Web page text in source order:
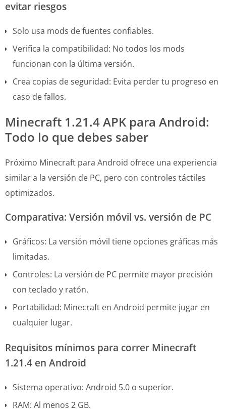
evitar riesgos
Solo usa mods de fuentes confiables.
Verifica la compatibilidad: No todos los mods
funcionan con la última versión.
Crea copias de seguridad: Evita perder tu progreso en
caso de fallos.
Minecraft 1.21.4 APK para Android:
Todo lo que debes saber
Próximo Minecraft para Android ofrece una experiencia
similar a la versión de PC, pero con controles táctiles
optimizados.
Comparativa: Versión móvil vs. versión de PC
Gráficos: La versión móvil tiene opciones gráficas más
limitadas.
Controles: La versión de PC permite mayor precisión
con teclado y ratón.
Portabilidad: Minecraft en Android permite jugar en
cualquier lugar.
Requisitos mínimos para correr Minecraft
1.21.4 en Android
Sistema operativo: Android 5.0 o superior.
RAM: Al menos 2 GB.